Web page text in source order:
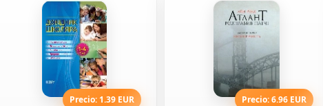
Precio: 1.39 EUR Precio: 6.96 EUR